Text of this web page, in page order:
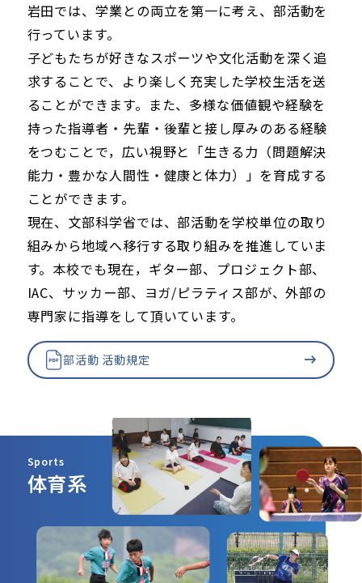
岩田では、学業との両立を第一に考え、部活動を
行っています。
子どもたちが好きなスポーツや文化活動を深く追
求することで、より楽しく充実した学校生活を送
ることができます。また、多様な価値観や経験を
持った指導者・先輩・後輩と接し厚みのある経験
をつむことで，広い視野と「生きる力（問題解決
能力・豊かな人間性・健康と体力）」を育成する
ことができます。
現在、文部科学省では、部活動を学校単位の取り
組みから地域へ移行する取り組みを推進していま
す。本校でも現在，ギター部、プロジェクト部、
IAC、サッカー部、ヨガ/ピラティス部が、外部の
専門家に指導をして頂いています。
部活動 活動規定
Sports
体育系